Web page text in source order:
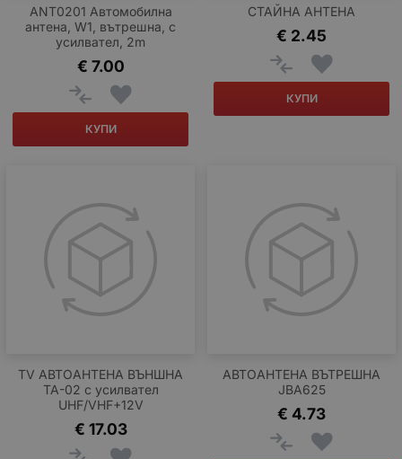
ANT0201 Автомобилна
антена, W1, вътрешна, с
усилвател, 2m
7.00
€
КУПИ
СТАЙНА АНТЕНА
2.45
€
КУПИ
TV АВТОАНТЕНА ВЪНШНА
TA-02 с усилвател
UHF/VHF+12V
17.03
€
АВТОАНТЕНА ВЪТРЕШНА
JBA625
4.73
€